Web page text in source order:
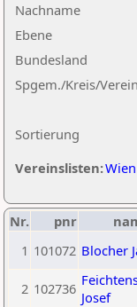
Nachname
Ebene
Sortierung
Bundesland
Spgem./Kreis/Verein
Vereinslisten:Wien
Nr. pnr
1 101072 Blocher
2 102736 Josef